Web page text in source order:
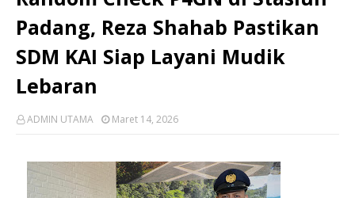
Padang, Reza Shahab Pastikan
SDM KAI Siap Layani Mudik
Lebaran
ADMIN UTAMA Maret 14, 2026